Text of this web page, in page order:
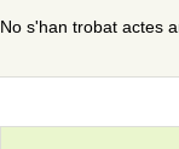
No s'han trobat actes